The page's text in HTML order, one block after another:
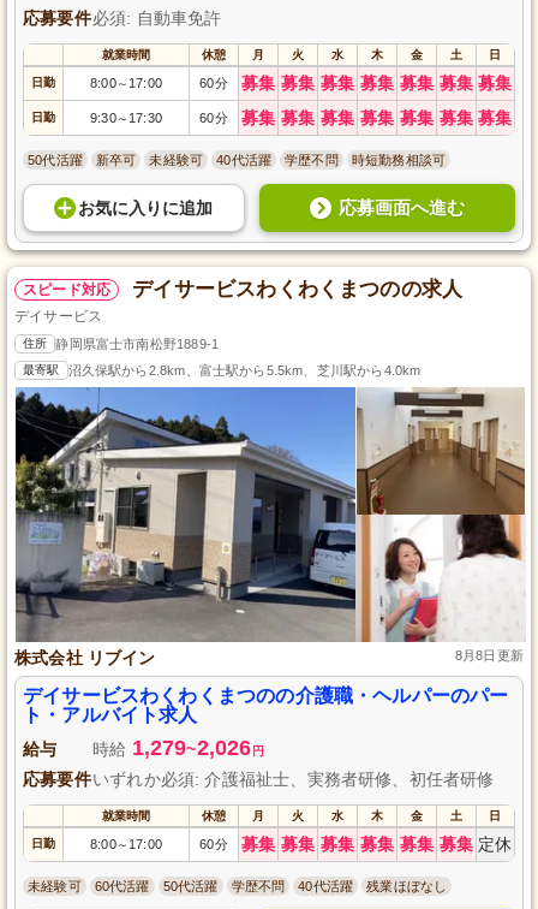
応募要件必須: 自動車免許
就業時間 休憩 月 火 水 木 金 土 日
日勤 8:00～ 17:00 60分 募集 募集 募集 募集 募集 募集 募集
日勤 9:30～ 17:30 60分 募集 募集 募集 募集 募集 募集 募集
50代活躍 新卒可 未経験可 40代活躍 学歴不問 時短勤務相談可
お気に入り に追加 応募画面へ進む
スピード対応 デイサービスわくわくまつのの求人
デイサービス
住所 静岡県富士市南松野1889-1
最寄駅 沼久保駅から2.8km、富士駅から5.5km、芝川駅から4.0km
株式会社 リブイン 8月8日更新
デイサービスわくわくまつのの介護職・ヘルパーのパー
ト・アルバイト求人
給与 時給 1,279~2,026 円
応募要件いずれか必須: 介護福祉士、実務者研修、初任者研修
就業時間 休憩 月 火 水 木 金 土 日
日勤 8:00～ 17:00 60分 募集 募集 募集 募集 募集 募集 定休
未経験可 60代活躍 50代活躍 学歴不問 40代活躍 残業ほぼなし